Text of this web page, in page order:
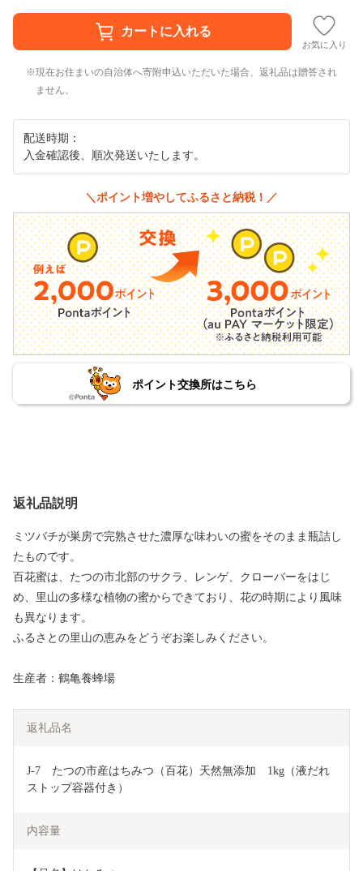
お気に入り
現在お住まいの自治体へ寄附申込いただいた場合、返礼品は贈答され
ません。
配送時期：
入金確認後、順次発送いたします。
＼ポイント増やしてふるさと納税！／
ポイント交換所はこちら
返礼品説明
ミツバチが巣房で完熟させた濃厚な味わいの蜜をそのまま瓶詰し
たものです。
百花蜜は、たつの市北部のサクラ、レンゲ、クローバーをはじ
め、里山の多様な植物の蜜からできており、花の時期により風味
も異なります。
ふるさとの里山の恵みをどうぞお楽しみください。
生産者：鶴亀養蜂場
返礼品名
J-7　たつの市産はちみつ（百花）天然無添加　1kg（液だれ
ストップ容器付き）
内容量